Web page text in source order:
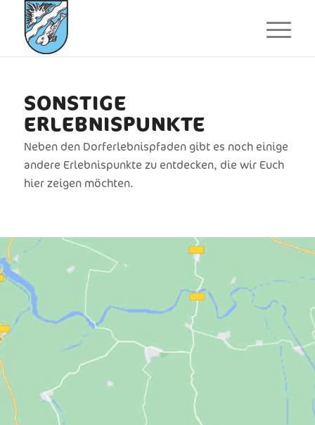
SONSTIGE
ERLEBNISPUNKTE
Neben den Dorferlebnispfaden gibt es noch einige
andere Erlebnispunkte zu entdecken, die wir Euch
hier zeigen möchten.